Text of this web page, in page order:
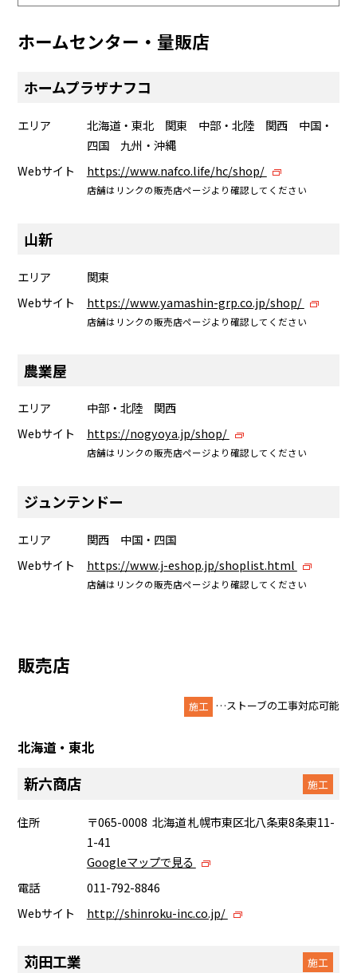
ホームセンター・量販店
ホームプラザナフコ
エリア
北海道・東北 関東 中部・北陸 関西 中国・
四国 九州・沖縄
Webサイト
https://www.nafco.life/hc/shop/
店舗はリンクの販売店ページより確認してください
山新
エリア
関東
Webサイト
https://www.yamashin-grp.co.jp/shop/
店舗はリンクの販売店ページより確認してください
農業屋
エリア
中部・北陸 関西
Webサイト
https://nogyoya.jp/shop/
店舗はリンクの販売店ページより確認してください
ジュンテンドー
エリア
関西 中国・四国
Webサイト
https://www.j-eshop.jp/shoplist.html
店舗はリンクの販売店ページより確認してください
販売店
施工 …ストーブの工事対応可能
北海道・東北
新六商店 施工
住所
〒065-0008 北海道 札幌市東区北八条東8条東11-
1-41
Googleマップで見る
電話
011-792-8846
Webサイト
http://shinroku-inc.co.jp/
苅田工業 施工